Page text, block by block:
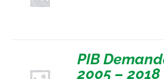
PIB
2005 – 2018